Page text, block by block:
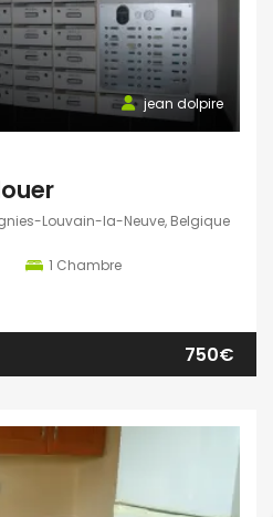
jean dolpire
Louvain-la-Neuve, Belgique
1 Chambre
750€